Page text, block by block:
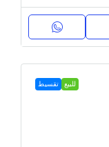
للبيع تقسيط